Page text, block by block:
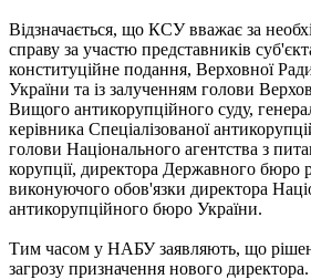
Відзначається, що КСУ вважає за
справу за участю представників
конституційне подання, Верховної
України та із залученням голови
Вищого антикорупційного суду,
керівника Спеціалізованої
голови Національного агентства з
корупції, директора Державного бюро
виконуючого обов'язки директора
антикорупційного бюро України.
Тим часом у НАБУ заявляють, що
загрозу призначення нового директора.